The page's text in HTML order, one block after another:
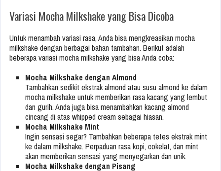
Variasi Mocha Milkshake yang Bisa Dicoba
Untuk menambah variasi rasa, Anda bisa mengkreasikan mocha
milkshake dengan berbagai bahan tambahan. Berikut adalah
beberapa variasi mocha milkshake yang bisa Anda coba:
Mocha Milkshake dengan Almond
Tambahkan sedikit ekstrak almond atau susu almond ke dalam
mocha milkshake untuk memberikan rasa kacang yang lembut
dan gurih. Anda juga bisa menambahkan kacang almond
cincang di atas whipped cream sebagai hiasan.
Mocha Milkshake Mint
Ingin sensasi segar? Tambahkan beberapa tetes ekstrak mint
ke dalam milkshake. Perpaduan rasa kopi, cokelat, dan mint
akan memberikan sensasi yang menyegarkan dan unik.
Mocha Milkshake dengan Pisang